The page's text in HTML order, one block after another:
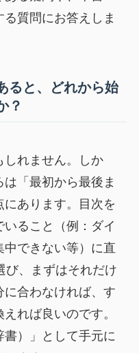
る質問にお答えしま
ると、どれから始
？
しれません。しか
「最初から最後ま
あります。目次を
ること（例：ダイ
できない等）に直
び、まずはそれだけ
に合わなければ、す
れば良いのです。
）」として手元に